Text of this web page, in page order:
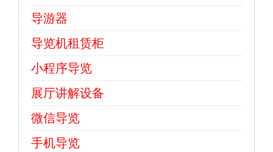
导游器
导览机租赁柜
小程序导览
展厅讲解设备
微信导览
手机导览